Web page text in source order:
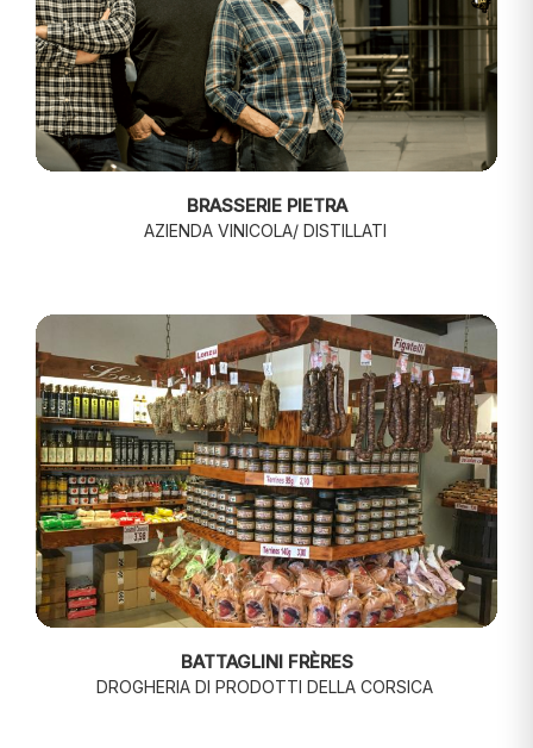
BRASSERIE PIETRA
AZIENDA VINICOLA/ DISTILLATI
BATTAGLINI FRÈRES
DROGHERIA DI PRODOTTI DELLA CORSICA